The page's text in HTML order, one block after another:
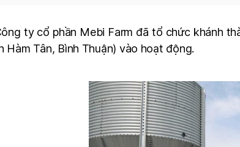
ty cổ phần Mebi Farm đã tổ chức khánh
Hàm Tân, Bình Thuận) vào hoạt động.